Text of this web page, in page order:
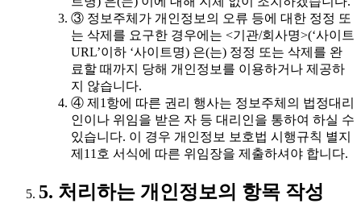
③ 정보주체가 개인정보의 오류 등에 대한 정정 또
는 삭제를 요구한 경우에는 <기관/회사명>(‘사이트
URL’이하 ‘사이트명) 은(는) 정정 또는 삭제를 완
료할 때까지 당해 개인정보를 이용하거나 제공하
지 않습니다.
④ 제1항에 따른 권리 행사는 정보주체의 법정대리
인이나 위임을 받은 자 등 대리인을 통하여 하실 수
있습니다. 이 경우 개인정보 보호법 시행규칙 별지
제11호 서식에 따른 위임장을 제출하셔야 합니다.
5. 처리하는 개인정보의 항목 작성